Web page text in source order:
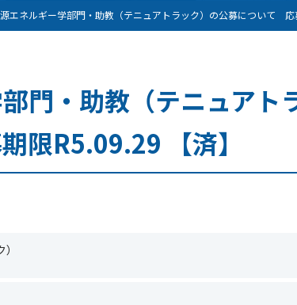
エネルギー学部門・助教（テニュアトラック）の公募について 応
門・助教（テニュアト
限R5.09.29 【済】